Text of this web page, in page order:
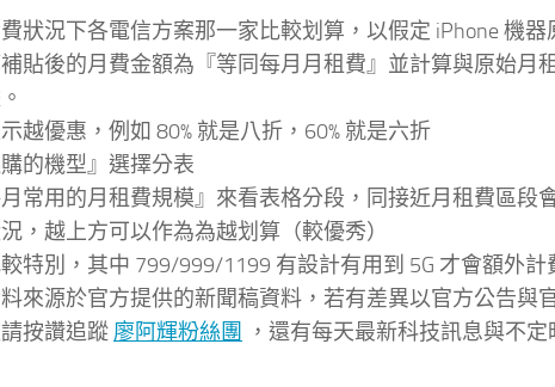
狀況下各電信方案那一家比較划算，以假定 iPhone 機
貼後的月費金額為『等同每月月租費』並計算與原始月
越優惠，例如 80% 就是八折，60% 就是六折
的機型』選擇分表
常用的月租費規模』來看表格分段，同接近月租費區段
，越上方可以作為為越划算（較優秀）
特別，其中 799/999/1199 有設計有用到 5G 才會額外
來源於官方提供的新聞稿資料，若有差異以官方公告與
按讚追蹤 廖阿輝粉絲團 ，還有每天最新科技訊息與不定